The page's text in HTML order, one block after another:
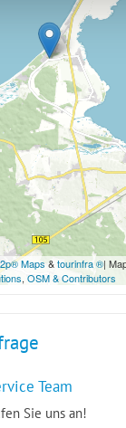
Maps &tourinfra ®|
, OSM & Contributors
Team
Sie uns an!